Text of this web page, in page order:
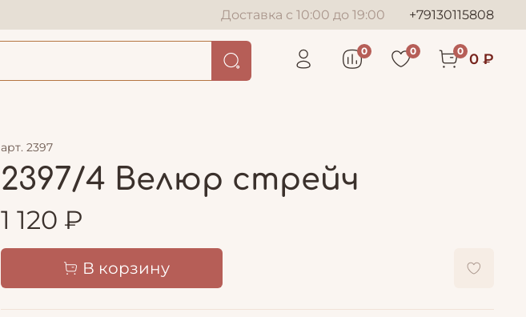
Доставка с 10:00 до 19:00 +79130115808
0 0 0 0 ₽
арт. 2397
2397/4 Велюр стрейч
1 120 ₽
В корзину